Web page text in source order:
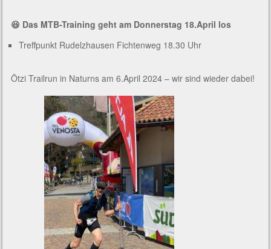
😆 Das MTB-Training geht am Donnerstag 18.April los
Treffpunkt Rudelzhausen Fichtenweg 18.30 Uhr
Ötzi Trailrun in Naturns am 6.April 2024 – wir sind wieder dabei!